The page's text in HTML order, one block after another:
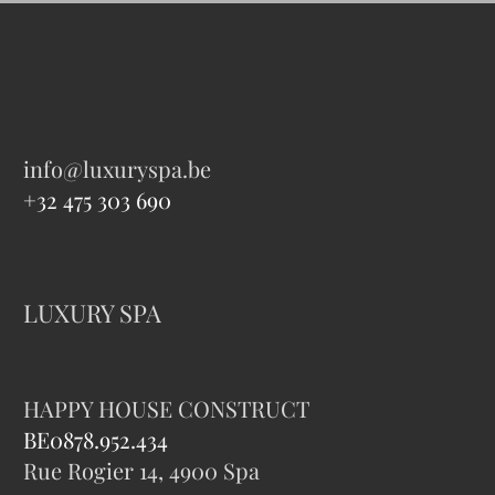
info@luxuryspa.be
+32 475 303 690
LUXURY SPA
HAPPY HOUSE CONSTRUCT
BE0878.952.434
Rue Rogier 14, 4900 Spa